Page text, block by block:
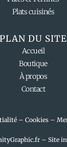
Plats cuisinés
PLAN DU SITE
Accueil
Boutique
À propos
Contact
– Site
–Cookies –